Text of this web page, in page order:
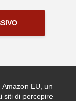
EU, un
siti di percepire